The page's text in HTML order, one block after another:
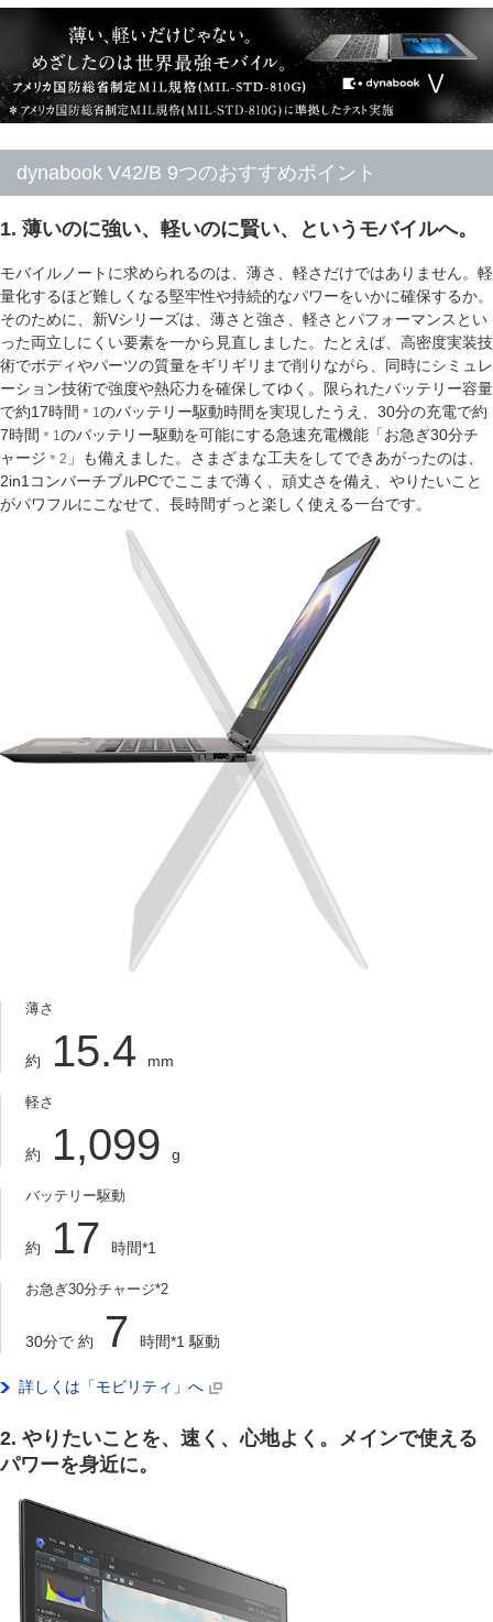
dynabook V42/B 9つのおすすめポイント
1. 薄いのに強い、軽いのに賢い、というモバイルへ。
モバイルノートに求められるのは、薄さ、軽さだけではありません。軽
量化するほど難しくなる堅牢性や持続的なパワーをいかに確保するか。
そのために、新Vシリーズは、薄さと強さ、軽さとパフォーマンスとい
った両立しにくい要素を一から見直しました。たとえば、高密度実装技
術でボディやパーツの質量をギリギリまで削りながら、同時にシミュレ
ーション技術で強度や熱応力を確保してゆく。限られたバッテリー容量
で約17時間 ＊1のバッテリー駆動時間を実現したうえ、30分の充電で約
7時間 ＊1のバッテリー駆動を可能にする急速充電機能「お急ぎ30分チ
ャージ ＊2 」も備えました。さまざまな工夫をしてできあがったのは、
2in1コンバーチブルPCでここまで薄く、頑丈さを備え、やりたいこと
がパワフルにこなせて、長時間ずっと楽しく使える一台です。
薄さ
約 15.4 mm
軽さ
約 1,099 g
バッテリー駆動
約 17 時間*1
お急ぎ30分チャージ*2
30分で 約 7 時間*1 駆動
詳しくは「モビリティ」へ
2. やりたいことを、速く、心地よく。メインで使える
パワーを身近に。